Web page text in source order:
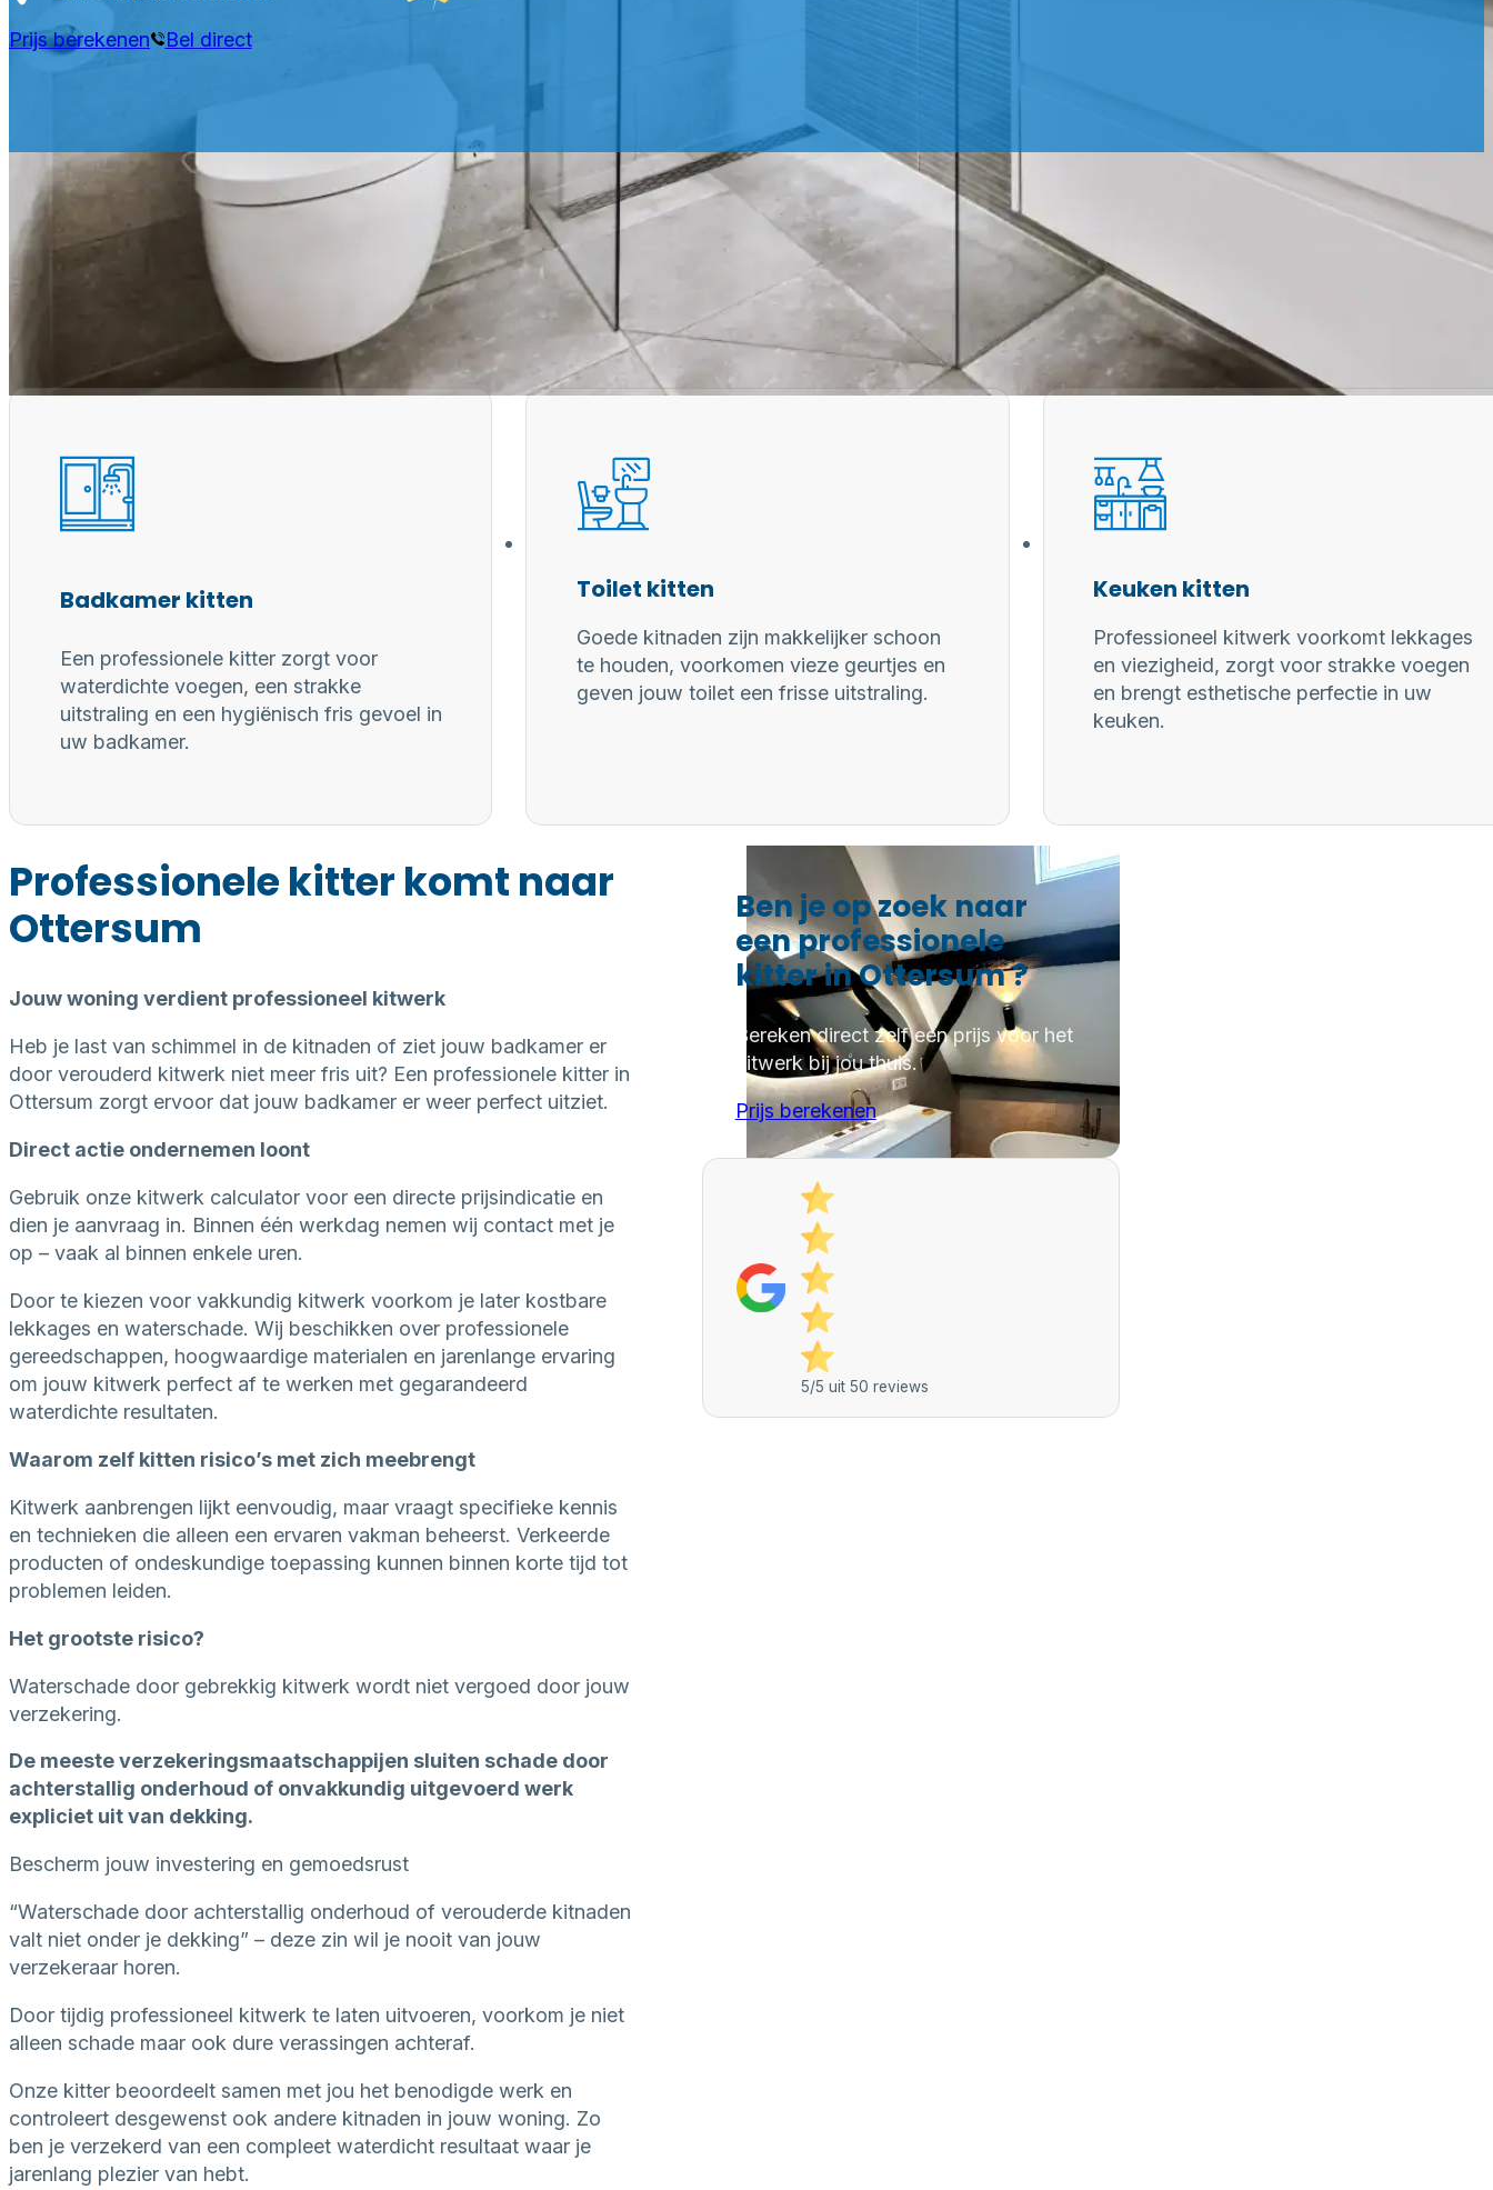
Prijs berekenen Bel direct
PROFESSIONELE KITTER OTTERSUM
Waarom een professionele kitter?
Professioneel gereedschap, juiste materialen en ervaring zorgen
voor duurzaam, waterdicht en perfect afgewerkt kitwerk
Badkamer kitten
Een professionele kitter zorgt voor
waterdichte voegen, een strakke
uitstraling en een hygiënisch fris gevoel in
uw badkamer.
Toilet kitten
Goede kitnaden zijn makkelijker schoon
te houden, voorkomen vieze geurtjes en
geven jouw toilet een frisse uitstraling.
Keuken kitten
Professioneel kitwerk voorkomt lekkages
en viezigheid, zorgt voor strakke voegen
en brengt esthetische perfectie in uw
keuken.
Professionele kitter komt naar
Ottersum
Jouw woning verdient professioneel kitwerk
Heb je last van schimmel in de kitnaden of ziet jouw badkamer er
door verouderd kitwerk niet meer fris uit? Een professionele kitter in
Ottersum zorgt ervoor dat jouw badkamer er weer perfect uitziet.
Direct actie ondernemen loont
Gebruik onze kitwerk calculator voor een directe prijsindicatie en
dien je aanvraag in. Binnen één werkdag nemen wij contact met je
op – vaak al binnen enkele uren.
Door te kiezen voor vakkundig kitwerk voorkom je later kostbare
lekkages en waterschade. Wij beschikken over professionele
gereedschappen, hoogwaardige materialen en jarenlange ervaring
om jouw kitwerk perfect af te werken met gegarandeerd
waterdichte resultaten.
Waarom zelf kitten risico’s met zich meebrengt
Kitwerk aanbrengen lijkt eenvoudig, maar vraagt specifieke kennis
en technieken die alleen een ervaren vakman beheerst. Verkeerde
producten of ondeskundige toepassing kunnen binnen korte tijd tot
problemen leiden.
Het grootste risico?
Waterschade door gebrekkig kitwerk wordt niet vergoed door jouw
verzekering.
De meeste verzekeringsmaatschappijen sluiten schade door
achterstallig onderhoud of onvakkundig uitgevoerd werk
expliciet uit van dekking.
Bescherm jouw investering en gemoedsrust
“Waterschade door achterstallig onderhoud of verouderde kitnaden
valt niet onder je dekking” – deze zin wil je nooit van jouw
verzekeraar horen.
Door tijdig professioneel kitwerk te laten uitvoeren, voorkom je niet
alleen schade maar ook dure verassingen achteraf.
Onze kitter beoordeelt samen met jou het benodigde werk en
controleert desgewenst ook andere kitnaden in jouw woning. Zo
ben je verzekerd van een compleet waterdicht resultaat waar je
jarenlang plezier van hebt.
Ben je op zoek naar
een professionele
kitter in Ottersum ?
Bereken direct zelf een prijs voor het
kitwerk bij jou thuis.
Prijs berekenen
5/5 uit 50 reviews